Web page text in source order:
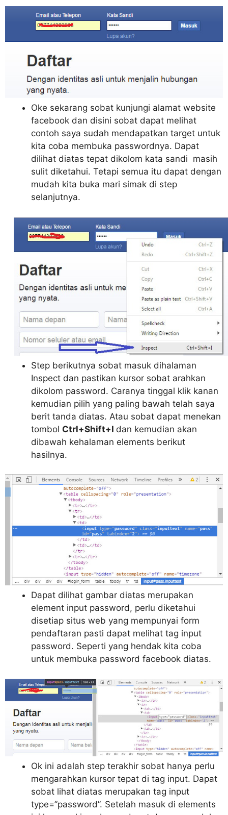
Oke sekarang sobat kunjungi alamat website
facebook dan disini sobat dapat melihat
contoh saya sudah mendapatkan target untuk
kita coba membuka passwordnya. Dapat
dilihat diatas tepat dikolom kata sandi masih
sulit diketahui. Tetapi semua itu dapat dengan
mudah kita buka mari simak di step
selanjutnya.
Step berikutnya sobat masuk dihalaman
Inspect dan pastikan kursor sobat arahkan
dikolom password. Caranya tinggal klik kanan
kemudian pilih yang paling bawah telah saya
berit tanda diatas. Atau sobat dapat menekan
tombol Ctrl+Shift+I dan kemudian akan
dibawah kehalaman elements berikut
hasilnya.
Dapat dilihat gambar diatas merupakan
element input password, perlu diketahui
disetiap situs web yang mempunyai form
pendaftaran pasti dapat melihat tag input
password. Seperti yang hendak kita coba
untuk membuka password facebook diatas.
Ok ini adalah step terakhir sobat hanya perlu
mengarahkan kursor tepat di tag input. Dapat
sobat lihat diatas merupakan tag input
type=”password”. Setelah masuk di elements